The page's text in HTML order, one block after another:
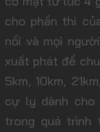
cho phần thi
nổi và mọi
xuất phát để
5km, 10km,
cự ly dành cho
trong quá trình